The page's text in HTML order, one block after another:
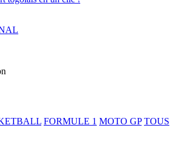
FORMULE 1 MOTO GP TOUS